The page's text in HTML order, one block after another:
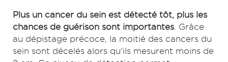
Plus un cancer du sein est détecté tôt, plus les
chances de guérison sont importantes . Grâce
au dépistage précoce, la moitié des cancers du
sein sont décelés alors qu'ils mesurent moins de